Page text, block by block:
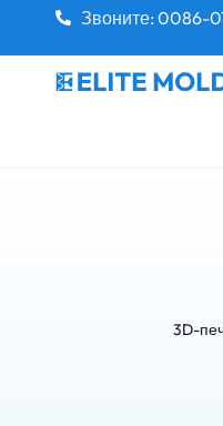
Звоните: 0086-
3D-